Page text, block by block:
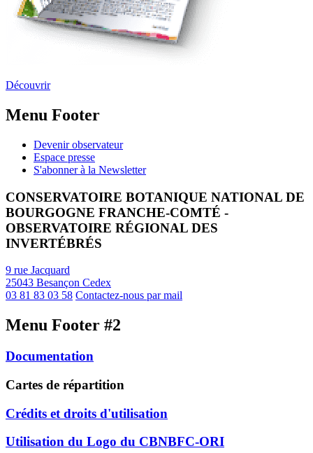
Découvrir
Menu Footer
Devenir observateur
Espace presse
S'abonner à la Newsletter
CONSERVATOIRE BOTANIQUE NATIONAL DE
BOURGOGNE FRANCHE-COMTÉ -
OBSERVATOIRE RÉGIONAL DES
INVERTÉBRÉS
9 rue Jacquard
25043 Besançon Cedex
03 81 83 03 58 Contactez-nous par mail
Menu Footer #2
Documentation
Cartes de répartition
Crédits et droits d'utilisation
Utilisation du Logo du CBNBFC-ORI